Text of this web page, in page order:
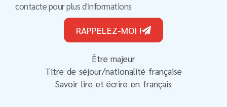
contacte pour plus d'informations
RAPPELEZ-MOI !
Être majeur
Titre de séjour/nationalité française
Savoir lire et écrire en français